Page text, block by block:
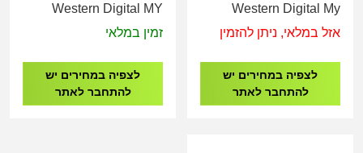
Western Digital My
Book 3.5" 24TBW
אזל במלאי, ניתן להזמין
לצפיה במחירים יש
להתחבר לאתר
Western Digital MY
BOOK 3.5" USB 3.2
זמין במלאי
לצפיה במחירים יש
להתחבר לאתר